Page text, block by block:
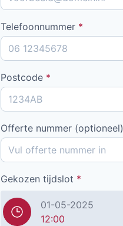
Telefoonnummer *
Postcode *
Offerte nummer (optioneel)
Gekozen tijdslot *
01-05-2025
12:00